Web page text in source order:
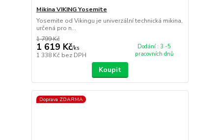
Mikina VIKING Yosemite
Yosemite od Vikingu je univerzální technická mikina,
určená pro n...
1 799 Kč
1 619 Kč/ks
1 338 Kč bez DPH
Dodání : 3 -5
pracovních dnů
Koupit
Doprava ZDARMA